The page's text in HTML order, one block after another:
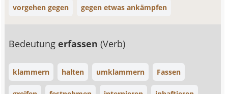
vorgehen gegen gegen etwas ankämpfen
Bedeutungerfassen(Verb)
klammern halten umklammern Fassen